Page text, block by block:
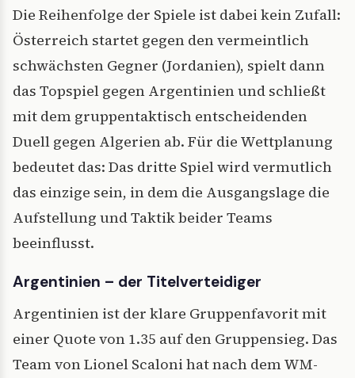
Die Reihenfolge der Spiele ist dabei kein Zufall:
Österreich startet gegen den vermeintlich
schwächsten Gegner (Jordanien), spielt dann
das Topspiel gegen Argentinien und schließt
mit dem gruppentaktisch entscheidenden
Duell gegen Algerien ab. Für die Wettplanung
bedeutet das: Das dritte Spiel wird vermutlich
das einzige sein, in dem die Ausgangslage die
Aufstellung und Taktik beider Teams
beeinflusst.
Argentinien – der Titelverteidiger
Argentinien ist der klare Gruppenfavorit mit
einer Quote von 1.35 auf den Gruppensieg. Das
Team von Lionel Scaloni hat nach dem WM-